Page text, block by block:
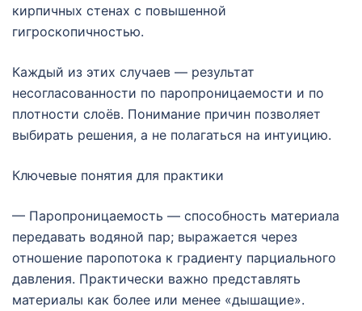
кирпичных стенах с повышенной
гигроскопичностью.
Каждый из этих случаев — результат
несогласованности по паропроницаемости и по
плотности слоёв. Понимание причин позволяет
выбирать решения, а не полагаться на интуицию.
Ключевые понятия для практики
— Паропроницаемость — способность материала
передавать водяной пар; выражается через
отношение паропотока к градиенту парциального
давления. Практически важно представлять
материалы как более или менее «дышащие».